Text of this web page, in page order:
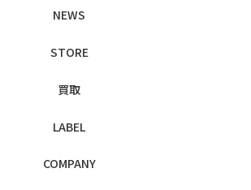
NEWS
STORE
買取
LABEL
COMPANY